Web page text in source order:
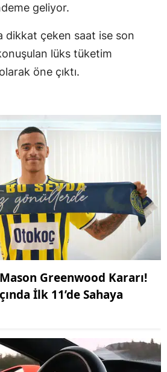
geliyor.
dikkat çeken saat ise son
lüks tüketim
öne çıktı.
Greenwood Kararı!
İlk 11’de Sahaya